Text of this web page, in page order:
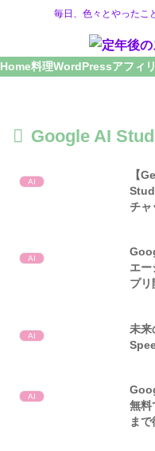
毎日、色々とやったこ
Home料理WordPressアフィ
Google AI
AI
【
チャ
AI
エー
プリ
AI
未来
AI
無料
ま